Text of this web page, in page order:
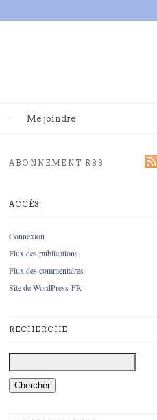
Me joindre
ABONNEMENT RSS
ACCÈS
Connexion
Flux des publications
Flux des commentaires
Site de WordPress-FR
RECHERCHE